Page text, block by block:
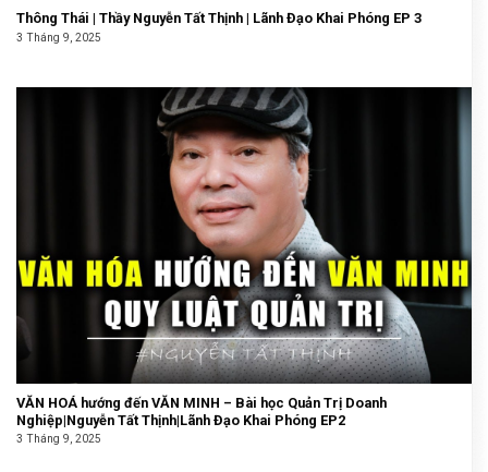
Thông Thái | Thầy Nguyễn Tất Thịnh | Lãnh Đạo Khai Phóng EP 3
3 Tháng 9, 2025
VĂN HOÁ hướng đến VĂN MINH – Bài học Quản Trị Doanh
Nghiệp|Nguyễn Tất Thịnh|Lãnh Đạo Khai Phóng EP2
3 Tháng 9, 2025